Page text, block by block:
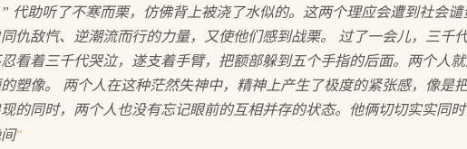
代助听了不寒而栗，仿佛背上被浇了水似的。这两个理应会遭到社会
仇敌忾、逆潮流而行的力量，又使他们感到战栗。 过了一会儿，三千
看着三千代哭泣，遂支着手臂，把额部躲到五个手指的后面。两个人
塑像。 两个人在这种茫然失神中，精神上产生了极度的紧张感，像是
的同时，两个人也没有忘记眼前的互相并存的状态。他俩切切实实同
"